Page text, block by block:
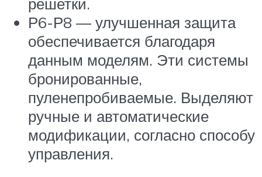
Р6-Р8 — улучшенная защита
обеспечивается благодаря
данным моделям. Эти системы
бронированные,
пуленепробиваемые. Выделяют
ручные и автоматические
модификации, согласно способу
управления.